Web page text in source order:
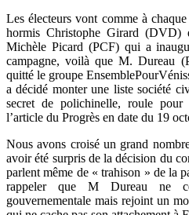
Les électeurs vont comme à
hormis Christophe Girard (DVD)
Michèle Picard (PCF) qui a
campagne, voilà que M. Dureau
quitté le groupe
a décidé monter une liste société
secret de polichinelle, roule
l’article du Progrès en date du 19
Nous avons croisé un grand
avoir été surpris de la décision du
parlent même de « trahison » de la
rappeler que M Dureau ne
gouvernementale mais rejoint un